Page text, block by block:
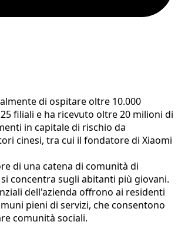
di ospitare oltre 10.000
filiali e ha ricevuto oltre 20 milioni di
in capitale di rischio da
cinesi, tra cui il fondatore di Xiaomi
di una catena di comunità di
concentra sugli abitanti più giovani.
dell'azienda offrono ai residenti
pieni di servizi, che consentono
comunità sociali.